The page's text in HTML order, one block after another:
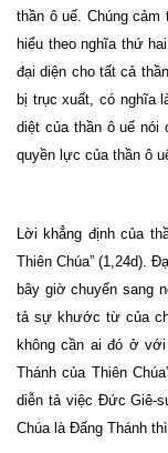
thần ô uế. Chúng
hiểu theo nghĩa thứ
đại diện cho tất cả
bị trục xuất, có nghĩa
diệt của thần ô uế nói
quyền lực của thần ô
Lời khẳng định của
Thiên Chúa” (1,24d).
bây giờ chuyển sang
tả sự khước từ của
không cần ai đó ở
Thánh của Thiên
diễn tả việc Đức Giê-
Chúa là Đấng Thánh